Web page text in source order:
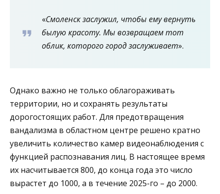
«Смоленск заслужил, чтобы ему вернуть
былую красоту. Мы возвращаем тот
облик, которого город заслуживает».
Однако важно не только облагораживать
территории, но и сохранять результаты
дорогостоящих работ. Для предотвращения
вандализма в областном центре решено кратно
увеличить количество камер видеонаблюдения с
функцией распознавания лиц. В настоящее время
их насчитывается 800, до конца года это число
вырастет до 1000, а в течение 2025-го – до 2000.